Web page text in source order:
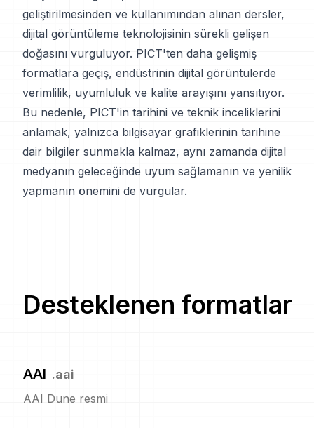
geliştirilmesinden ve kullanımından alınan dersler,
dijital görüntüleme teknolojisinin sürekli gelişen
doğasını vurguluyor. PICT'ten daha gelişmiş
formatlara geçiş, endüstrinin dijital görüntülerde
verimlilik, uyumluluk ve kalite arayışını yansıtıyor.
Bu nedenle, PICT'in tarihini ve teknik inceliklerini
anlamak, yalnızca bilgisayar grafiklerinin tarihine
dair bilgiler sunmakla kalmaz, aynı zamanda dijital
medyanın geleceğinde uyum sağlamanın ve yenilik
yapmanın önemini de vurgular.
Desteklenen formatlar
AAI .aai
AAI Dune resmi